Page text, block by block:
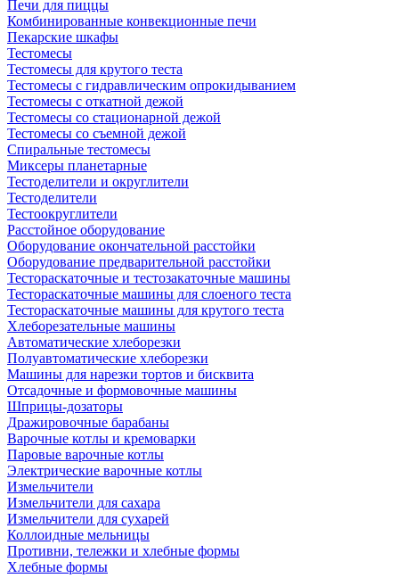
Печи для пиццы
Комбинированные конвекционные печи
Пекарские шкафы
Тестомесы
Тестомесы для крутого теста
Тестомесы с гидравлическим опрокидыванием
Тестомесы с откатной дежой
Тестомесы со стационарной дежой
Тестомесы со съемной дежой
Спиральные тестомесы
Миксеры планетарные
Тестоделители и округлители
Тестоделители
Тестоокруглители
Расстойное оборудование
Оборудование окончательной расстойки
Оборудование предварительной расстойки
Тестораскаточные и тестозакаточные машины
Тестораскаточные машины для слоеного теста
Тестораскаточные машины для крутого теста
Хлеборезательные машины
Автоматические хлеборезки
Полуавтоматические хлеборезки
Машины для нарезки тортов и бисквита
Отсадочные и формовочные машины
Шприцы-дозаторы
Дражировочные барабаны
Варочные котлы и кремоварки
Паровые варочные котлы
Электрические варочные котлы
Измельчители
Измельчители для сахара
Измельчители для сухарей
Коллоидные мельницы
Противни, тележки и хлебные формы
Хлебные формы